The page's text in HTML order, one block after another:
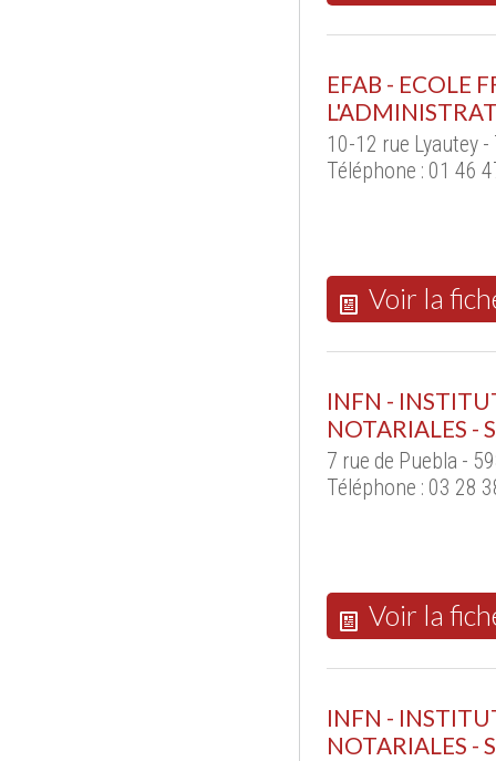
EFAB - ECOLE
10-12 rue Lyautey
Téléphone : 01 46
Voir la
INFN -
NOTARIALES -
7 rue de Puebla -
Téléphone : 03 28
Voir la
INFN -
NOTARIALES -